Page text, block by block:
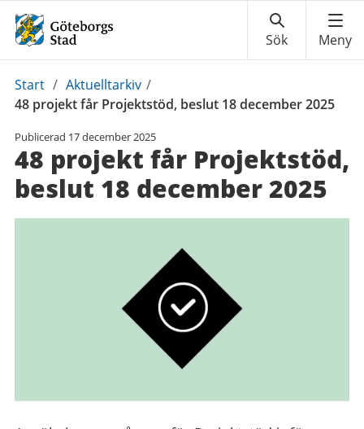
Du
är
Start / Aktuelltarkiv /
48 projekt får Projektstöd, beslut 18 december 2025
Publicerad 17 december 2025
48 projekt får Projektstöd,
beslut 18 december 2025